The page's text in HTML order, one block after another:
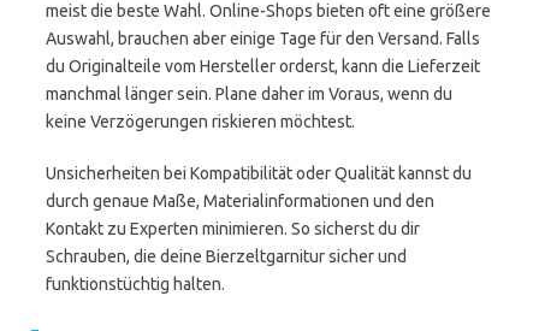
meist die beste Wahl. Online-Shops bieten oft eine größere
Auswahl, brauchen aber einige Tage für den Versand. Falls
du Originalteile vom Hersteller orderst, kann die Lieferzeit
manchmal länger sein. Plane daher im Voraus, wenn du
keine Verzögerungen riskieren möchtest.
Unsicherheiten bei Kompatibilität oder Qualität kannst du
durch genaue Maße, Materialinformationen und den
Kontakt zu Experten minimieren. So sicherst du dir
Schrauben, die deine Bierzeltgarnitur sicher und
funktionstüchtig halten.